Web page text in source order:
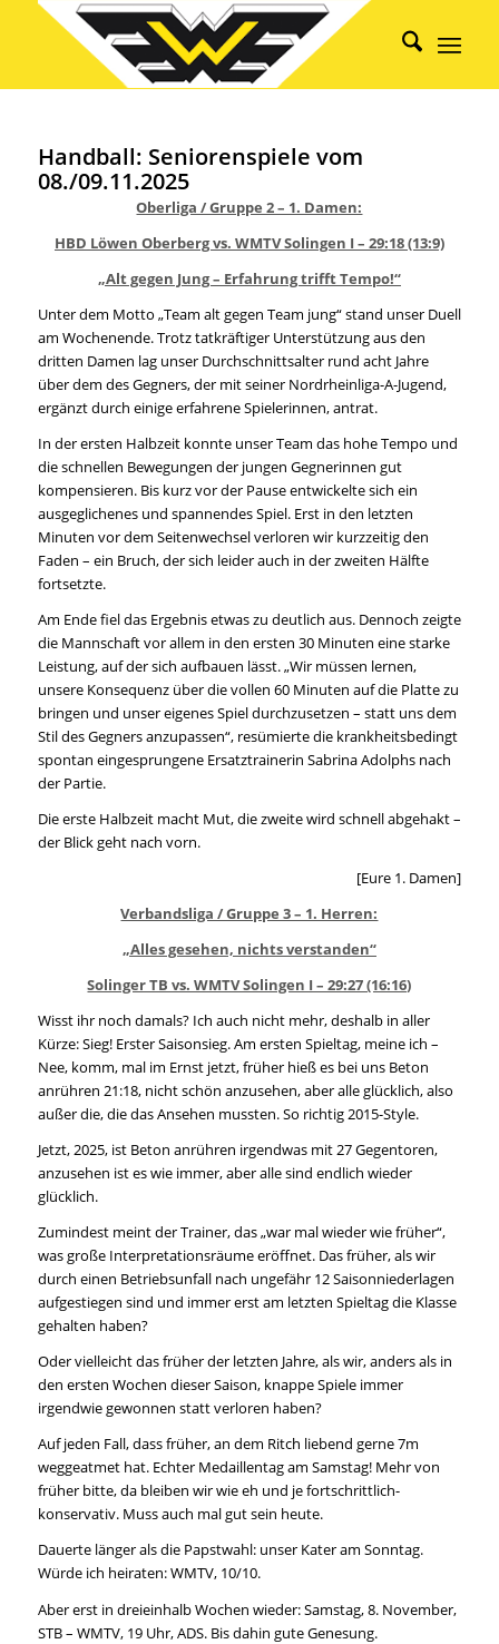
Handball: Seniorenspiele vom
08./09.11.2025
Oberliga / Gruppe 2 – 1. Damen:
HBD Löwen Oberberg vs. WMTV Solingen I – 29:18 (13:9)
„Alt gegen Jung – Erfahrung trifft Tempo!“
Unter dem Motto „Team alt gegen Team jung“ stand unser Duell
am Wochenende. Trotz tatkräftiger Unterstützung aus den
dritten Damen lag unser Durchschnittsalter rund acht Jahre
über dem des Gegners, der mit seiner Nordrheinliga-A-Jugend,
ergänzt durch einige erfahrene Spielerinnen, antrat.
In der ersten Halbzeit konnte unser Team das hohe Tempo und
die schnellen Bewegungen der jungen Gegnerinnen gut
kompensieren. Bis kurz vor der Pause entwickelte sich ein
ausgeglichenes und spannendes Spiel. Erst in den letzten
Minuten vor dem Seitenwechsel verloren wir kurzzeitig den
Faden – ein Bruch, der sich leider auch in der zweiten Hälfte
fortsetzte.
Am Ende fiel das Ergebnis etwas zu deutlich aus. Dennoch zeigte
die Mannschaft vor allem in den ersten 30 Minuten eine starke
Leistung, auf der sich aufbauen lässt. „Wir müssen lernen,
unsere Konsequenz über die vollen 60 Minuten auf die Platte zu
bringen und unser eigenes Spiel durchzusetzen – statt uns dem
Stil des Gegners anzupassen“, resümierte die krankheitsbedingt
spontan eingesprungene Ersatztrainerin Sabrina Adolphs nach
der Partie.
Die erste Halbzeit macht Mut, die zweite wird schnell abgehakt –
der Blick geht nach vorn.
[Eure 1. Damen]
Verbandsliga / Gruppe 3 – 1. Herren:
„Alles gesehen, nichts verstanden“
Solinger TB vs. WMTV Solingen I – 29:27 (16:16)
Wisst ihr noch damals? Ich auch nicht mehr, deshalb in aller
Kürze: Sieg! Erster Saisonsieg. Am ersten Spieltag, meine ich –
Nee, komm, mal im Ernst jetzt, früher hieß es bei uns Beton
anrühren 21:18, nicht schön anzusehen, aber alle glücklich, also
außer die, die das Ansehen mussten. So richtig 2015-Style.
Jetzt, 2025, ist Beton anrühren irgendwas mit 27 Gegentoren,
anzusehen ist es wie immer, aber alle sind endlich wieder
glücklich.
Zumindest meint der Trainer, das „war mal wieder wie früher“,
was große Interpretationsräume eröffnet. Das früher, als wir
durch einen Betriebsunfall nach ungefähr 12 Saisonniederlagen
aufgestiegen sind und immer erst am letzten Spieltag die Klasse
gehalten haben?
Oder vielleicht das früher der letzten Jahre, als wir, anders als in
den ersten Wochen dieser Saison, knappe Spiele immer
irgendwie gewonnen statt verloren haben?
Auf jeden Fall, dass früher, an dem Ritch liebend gerne 7m
weggeatmet hat. Echter Medaillentag am Samstag! Mehr von
früher bitte, da bleiben wir wie eh und je fortschrittlich-
konservativ. Muss auch mal gut sein heute.
Dauerte länger als die Papstwahl: unser Kater am Sonntag.
Würde ich heiraten: WMTV, 10/10.
Aber erst in dreieinhalb Wochen wieder: Samstag, 8. November,
STB – WMTV, 19 Uhr, ADS. Bis dahin gute Genesung.